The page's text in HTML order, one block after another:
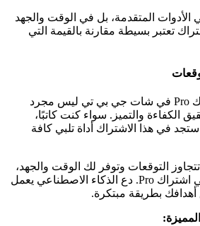
المتقدمة، بل في الوقت والجهد
تعتبر بسيطة مقارنة بالقيمة التي
في نهاية المطاف، اشتراك Pro في شات جي بي تي ليس مجرد
الكفاءة والتميز. سواء كنت كاتبًا،
في هذا الاشتراك أداة تلبي كافة
التوقعات وتوفر لك الوقت والجهد،
فلا تتردد في الاستثمار في اشتراك Pro. دع الذكاء الاصطناعي يعمل
بطريقة مبتكرة.